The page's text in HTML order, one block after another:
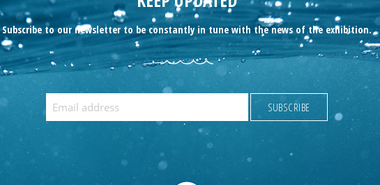
Subscribe to our newsletter to be constantly in tune with the news of the exhibition.